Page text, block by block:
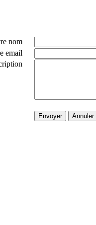
nom
email
Envoyer Annuler